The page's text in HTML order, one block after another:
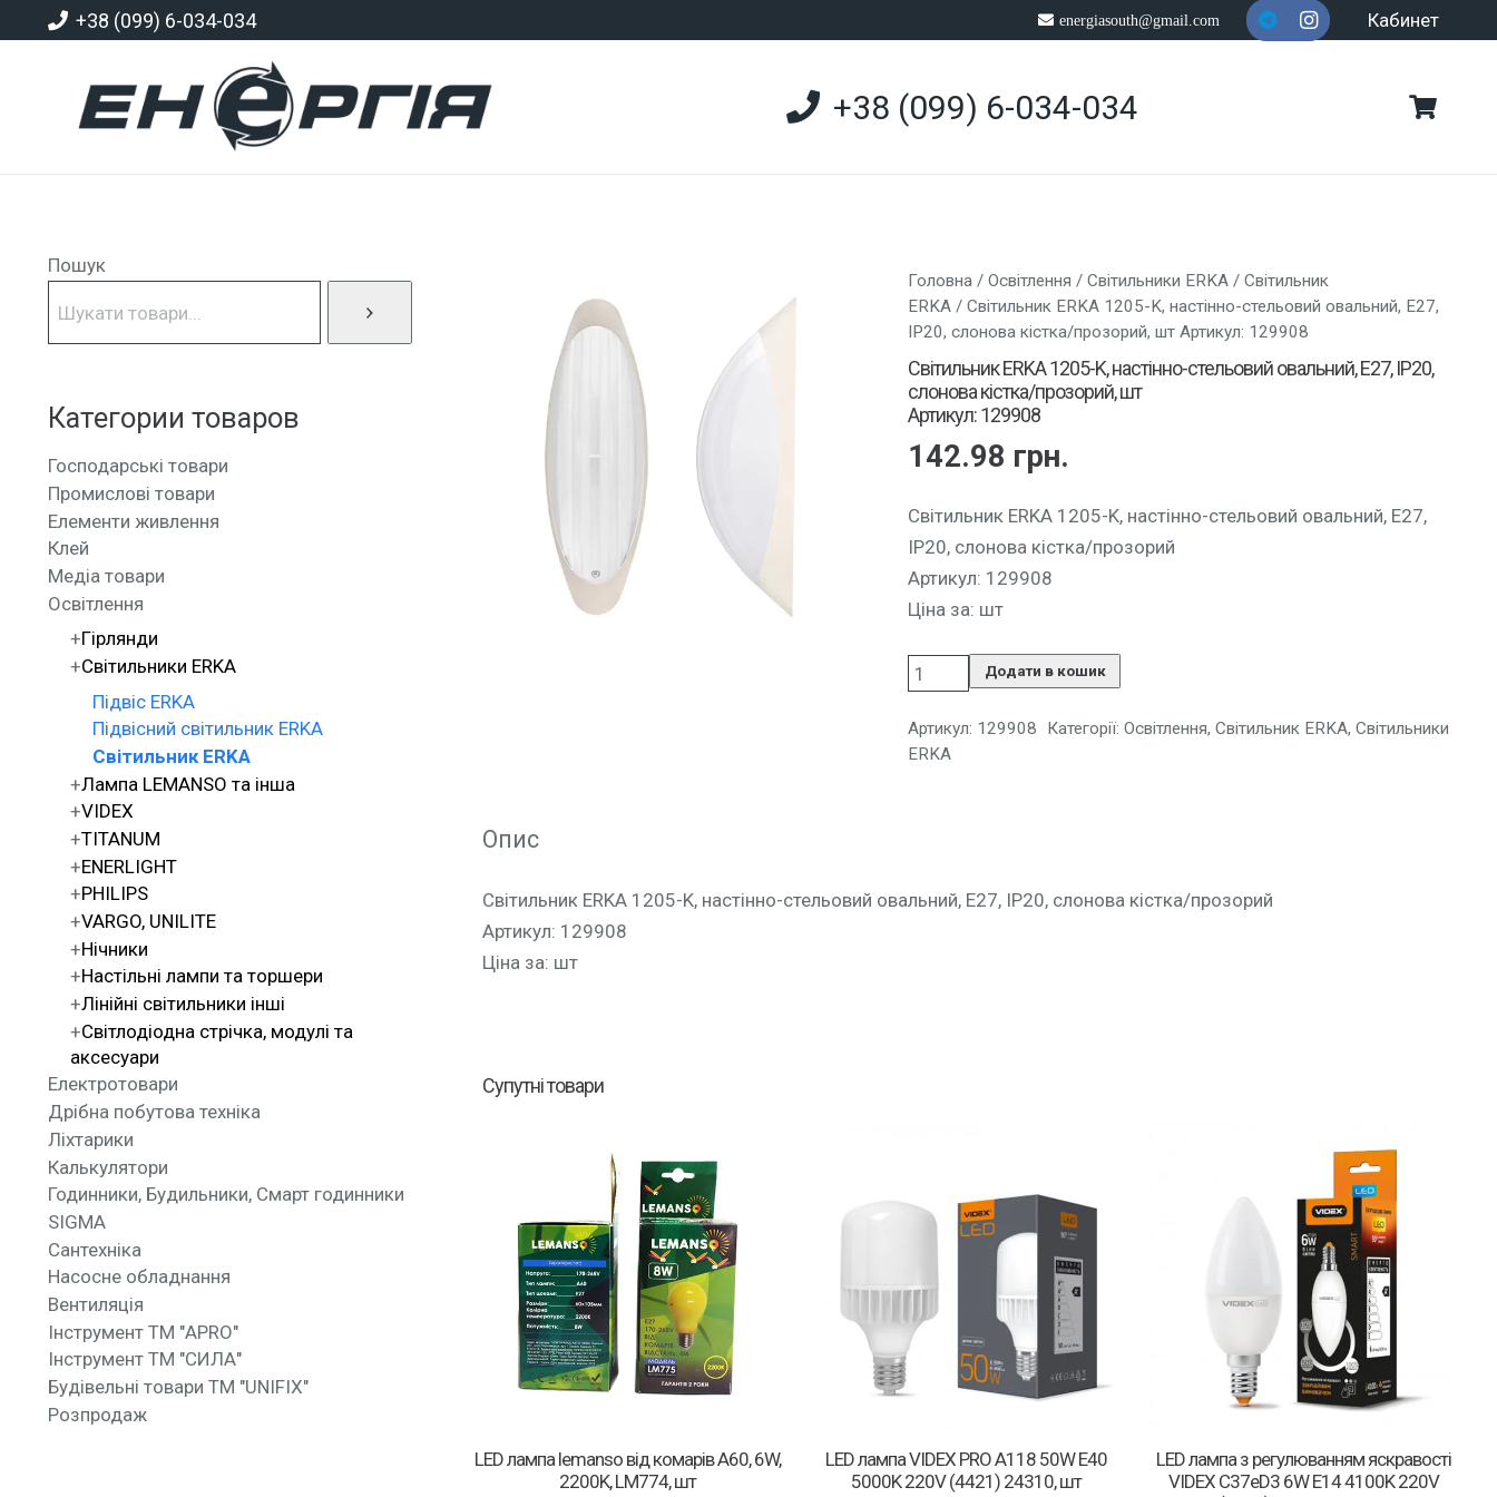
+38 (099) 6-034-034 energiasouth@gmail.com Кабинет
+38 (099) 6-034-034
Головна / Освітлення / Світильники ERKA / Світильник
ERKA / Світильник ERKA 1205-K, настінно-стельовий овальний, E27,
IP20, слонова кістка/прозорий, шт Артикул: 129908
Світильник ERKA 1205-K, настінно-стельовий овальний, E27, IP20,
слонова кістка/прозорий, шт
Артикул: 129908
142.98 грн.
Світильник ERKA 1205-K, настінно-стельовий овальний, E27,
IP20, слонова кістка/прозорий
Артикул: 129908
Ціна за: шт
Додати в кошик
Артикул: 129908 Категорії:Освітлення,Світильник ERKA,Світильники
ERKA
Опис
Світильник ERKA 1205-K, настінно-стельовий овальний, E27, IP20, слонова кістка/прозорий
Артикул: 129908
Ціна за: шт
Супутні товари
LED лампа lemanso від комарів А60, 6W,
2200K, LM774, шт
LED лампа VIDEX PRO A118 50W E40
5000K 220V (4421) 24310, шт
LED лампа з регулюванням яскравості
VIDEX C37eD3 6W E14 4100K 220V
Пошук
Категории товаров
Господарські товари
Промислові товари
Елементи живлення
Клей
Медіа товари
Освітлення
Гірлянди
Світильники ERKA
Підвіс ERKA
Підвісний світильник ERKA
Світильник ERKA
Лампа LEMANSO та інша
VIDEX
TITANUM
ENERLIGHT
PHILIPS
VARGO, UNILITE
Нічники
Настільні лампи та торшери
Лінійні світильники інші
Світлодіодна стрічка, модулі та
аксесуари
Електротовари
Дрібна побутова техніка
Ліхтарики
Калькулятори
Годинники, Будильники, Смарт годинники
SIGMA
Сантехніка
Насосне обладнання
Вентиляція
Інструмент ТМ "APRO"
Інструмент ТМ "СИЛА"
Будівельні товари ТМ "UNIFIX"
Розпродаж